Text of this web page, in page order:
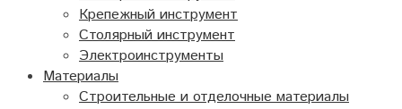
Крепежный инструмент
Столярный инструмент
Электроинструменты
Материалы
Строительные и отделочные материалы